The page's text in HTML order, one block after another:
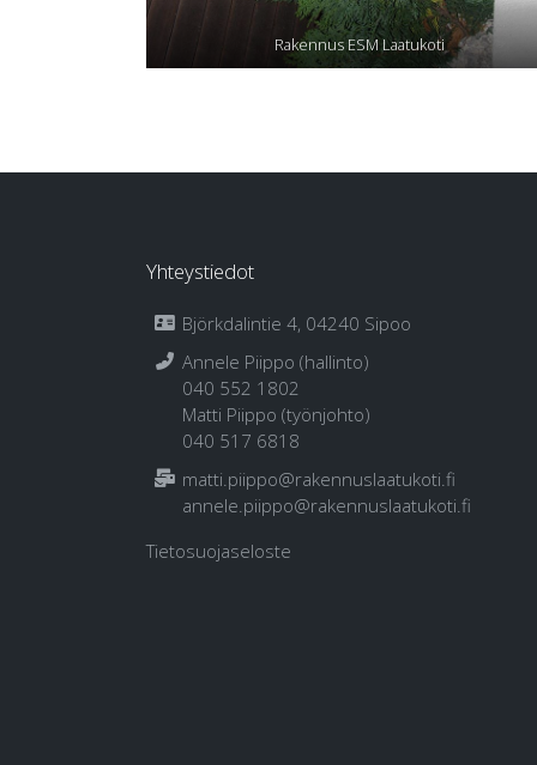
Rakennus ESM Laatukoti
Yhteystiedot
Björkdalintie 4, 04240 Sipoo
Annele Piippo (hallinto)
040 552 1802
Matti Piippo (työnjohto)
040 517 6818
matti.piippo@rakennuslaatukoti.fi
annele.piippo@rakennuslaatukoti.fi
Tietosuojaseloste